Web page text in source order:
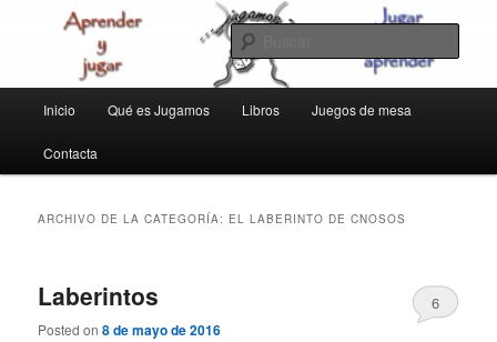
jugamos
aprender y jugar
principal
Inicio Qué es Jugamos Libros Juegos de mesa
Contacta
ARCHIVO DE LA CATEGORÍA: EL LABERINTO DE CNOSOS
Laberintos
Posted on8 de mayo de 2016
6